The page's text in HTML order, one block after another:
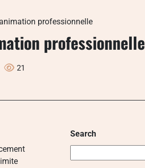
professionnelle
professionnelle
21
Search